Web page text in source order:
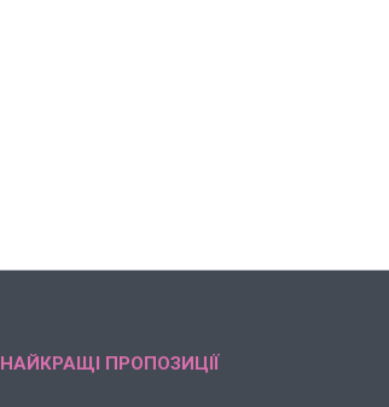
НАЙКРАЩІ ПРОПОЗИЦІЇ